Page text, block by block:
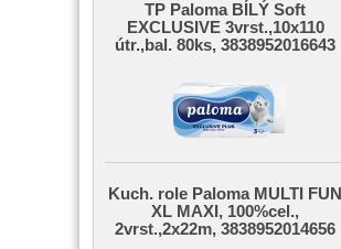
TP Paloma BÍLÝ Soft
EXCLUSIVE 3vrst.,10x110
útr.,bal. 80ks, 3838952016643
Kuch. role Paloma MULTI FUN
XL MAXI, 100%cel.,
2vrst.,2x22m, 3838952014656